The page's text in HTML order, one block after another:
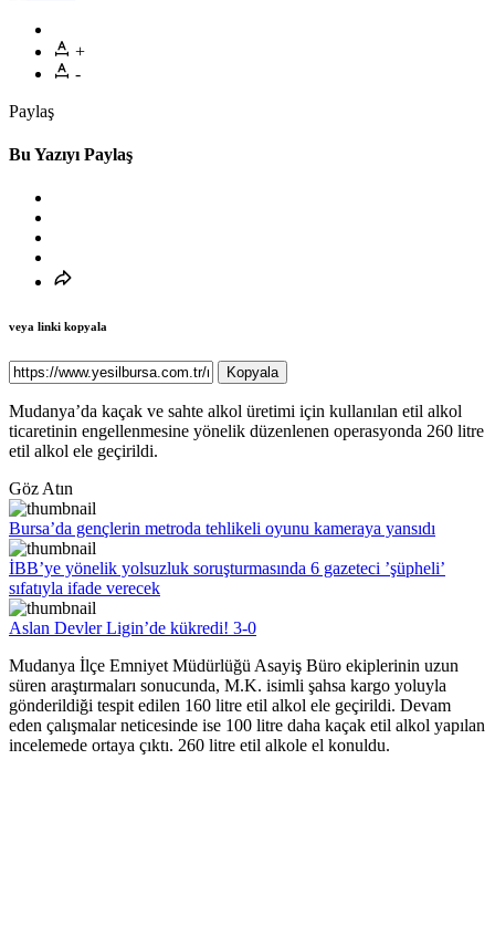
+
-
Paylaş
Bu Yazıyı Paylaş
veya linki kopyala
Kopyala
Mudanya’da kaçak ve sahte alkol üretimi için kullanılan etil alkol
ticaretinin engellenmesine yönelik düzenlenen operasyonda 260 litre
etil alkol ele geçirildi.
Göz Atın
Bursa’da gençlerin metroda tehlikeli oyunu kameraya yansıdı
İBB’ye yönelik yolsuzluk soruşturmasında 6 gazeteci ’şüpheli’
sıfatıyla ifade verecek
Aslan Devler Ligin’de kükredi! 3-0
Mudanya İlçe Emniyet Müdürlüğü Asayiş Büro ekiplerinin uzun
süren araştırmaları sonucunda, M.K. isimli şahsa kargo yoluyla
gönderildiği tespit edilen 160 litre etil alkol ele geçirildi. Devam
eden çalışmalar neticesinde ise 100 litre daha kaçak etil alkol yapılan
incelemede ortaya çıktı. 260 litre etil alkole el konuldu.